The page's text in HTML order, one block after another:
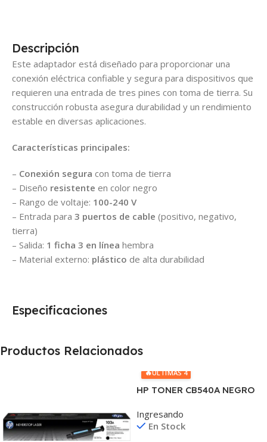
Descripción
Este adaptador está diseñado para proporcionar una
conexión eléctrica confiable y segura para dispositivos que
requieren una entrada de tres pines con toma de tierra. Su
construcción robusta asegura durabilidad y un rendimiento
estable en diversas aplicaciones.
Características principales:
– Conexión segura con toma de tierra
– Diseño resistente en color negro
– Rango de voltaje: 100-240 V
– Entrada para 3 puertos de cable (positivo, negativo,
tierra)
– Salida: 1 ficha 3 en línea hembra
– Material externo: plástico de alta durabilidad
Especificaciones
Productos Relacionados
🔥ÚLTIMAS 4
HP TONER CB540A NEGRO
1215/1515/1510/1312
Ingresando
En Stock